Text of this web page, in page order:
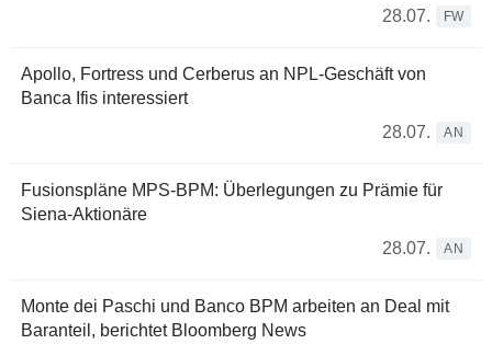
28.07.
FW
Apollo, Fortress und Cerberus an NPL-Geschäft von
Banca Ifis interessiert
28.07.
AN
Fusionspläne MPS-BPM: Überlegungen zu Prämie für
Siena-Aktionäre
28.07.
AN
Monte dei Paschi und Banco BPM arbeiten an Deal mit
Baranteil, berichtet Bloomberg News